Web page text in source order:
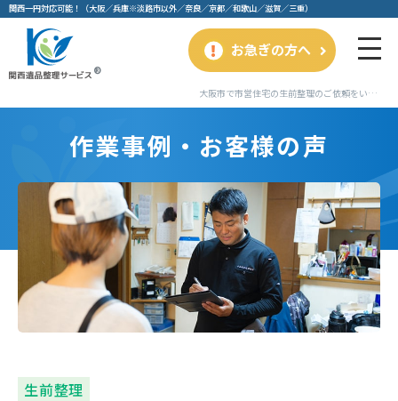
関⻄⼀円対応可能！（⼤阪／兵庫※淡路市以外／奈良／京都／和歌⼭／滋賀／三重）
お急ぎの方へ
大阪市で市営住宅の生前整理のご依頼をいただきました。｜作業事例・お客様の声｜関西遺品整理サービス
作業事例・お客様の声
生前整理